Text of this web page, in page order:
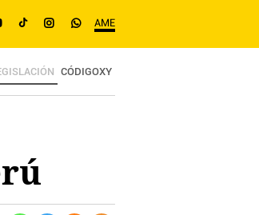
AME
CÓDIGOXY